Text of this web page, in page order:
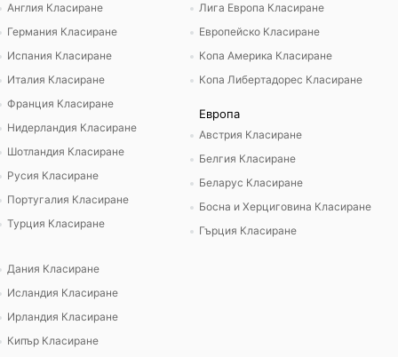
Англия Класиране
Германия Класиране
Испания Класиране
Италия Класиране
Франция Класиране
Нидерландия Класиране
Шотландия Класиране
Русия Класиране
Португалия Класиране
Турция Класиране
Лига Европа Класиране
Европейско Класиране
Копа Америка Класиране
Копа Либертадорес Класиране
Европа
Австрия Класиране
Белгия Класиране
Беларус Класиране
Босна и Херциговина Класиране
Гърция Класиране
Дания Класиране
Исландия Класиране
Ирландия Класиране
Кипър Класиране